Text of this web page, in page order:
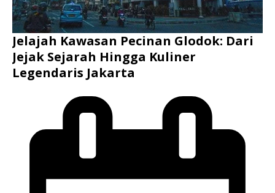
Jelajah Kawasan Pecinan Glodok: Dari
Jejak Sejarah Hingga Kuliner
Legendaris Jakarta